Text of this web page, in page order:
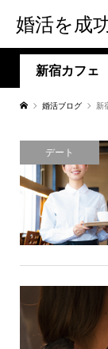
婚活を成
新宿カフェ
婚活ブログ 新
デート